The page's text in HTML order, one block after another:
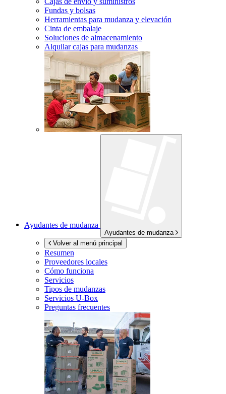
Fundas y bolsas
Herramientas para mudanza y elevación
Cinta de embalaje
Soluciones de almacenamiento
Alquilar cajas para mudanzas
Ayudantes de mudanza
Ayudantes de mudanza
Volver al menú principal
Resumen
Proveedores locales
Cómo funciona
Servicios
Tipos de mudanzas
Servicios U-Box
Preguntas frecuentes